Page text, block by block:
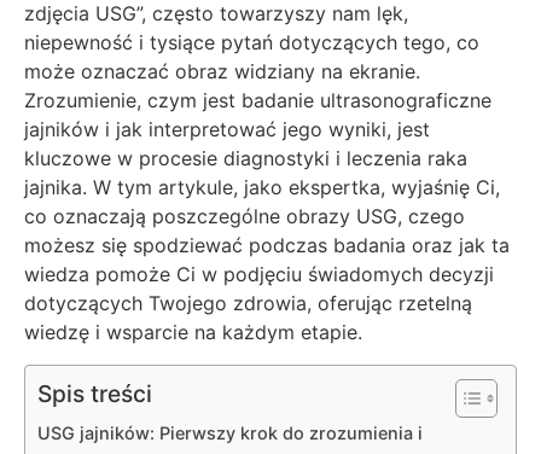
zdjęcia USG”, często towarzyszy nam lęk,
niepewność i tysiące pytań dotyczących tego, co
może oznaczać obraz widziany na ekranie.
Zrozumienie, czym jest badanie ultrasonograficzne
jajników i jak interpretować jego wyniki, jest
kluczowe w procesie diagnostyki i leczenia raka
jajnika. W tym artykule, jako ekspertka, wyjaśnię Ci,
co oznaczają poszczególne obrazy USG, czego
możesz się spodziewać podczas badania oraz jak ta
wiedza pomoże Ci w podjęciu świadomych decyzji
dotyczących Twojego zdrowia, oferując rzetelną
wiedzę i wsparcie na każdym etapie.
Spis treści
USG jajników: Pierwszy krok do zrozumienia i